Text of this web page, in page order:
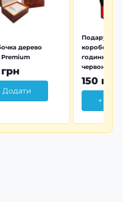
дерево
Додати
коробочка
годинника
червона
150 грн
+